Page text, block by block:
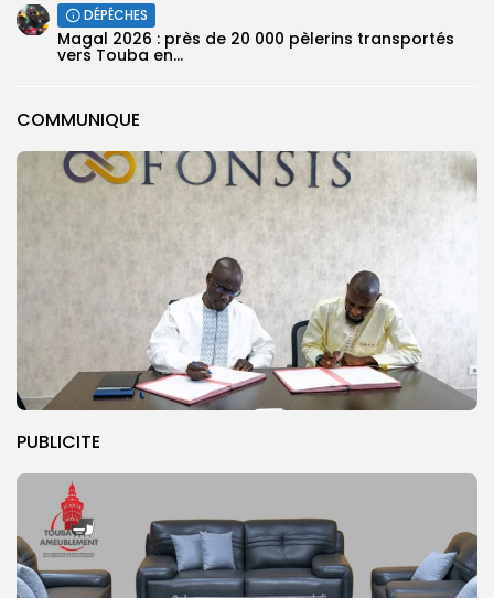
COMMUNIQUE
PUBLICITE
DÉPÊCHES
Magal 2026 : près de 20 000 pèlerins transportés
vers Touba en...